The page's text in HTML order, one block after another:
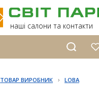
наші салони та контакти
ТОВАР ВИРОБНИК › LOBA